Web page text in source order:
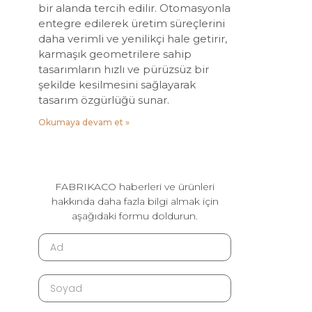
bir alanda tercih edilir. Otomasyonla
entegre edilerek üretim süreçlerini
daha verimli ve yenilikçi hale getirir,
karmaşık geometrilere sahip
tasarımların hızlı ve pürüzsüz bir
şekilde kesilmesini sağlayarak
tasarım özgürlüğü sunar.
Okumaya devam et »
FABRIKACO haberleri ve ürünleri
hakkında daha fazla bilgi almak için
aşağıdaki formu doldurun.